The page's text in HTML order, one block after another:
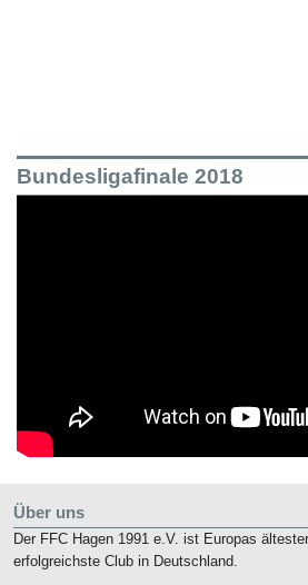
Bundesligafinale 2018
Über uns
Der FFC Hagen 1991 e.V. ist Europas
erfolgreichste Club in Deutschland.